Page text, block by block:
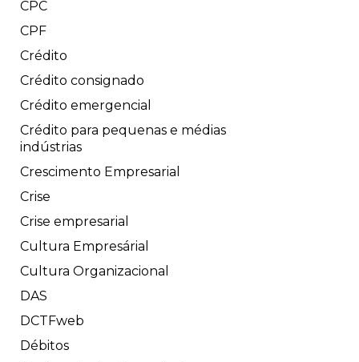
CPC
CPF
Crédito
Crédito consignado
Crédito emergencial
Crédito para pequenas e médias
indústrias
Crescimento Empresarial
Crise
Crise empresarial
Cultura Empresárial
Cultura Organizacional
DAS
DCTFweb
Débitos